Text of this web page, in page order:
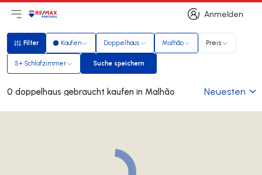
Anmelden
Anmelden
Hauptmenü öffnen
LogoZur Startseite
Filter
Filter Kaufen Doppelhaus Malhão Preis
5+ Schlafzimmer Suche speichern
Suche speichern
0 doppelhaus gebraucht kaufen in Malhão Neuesten